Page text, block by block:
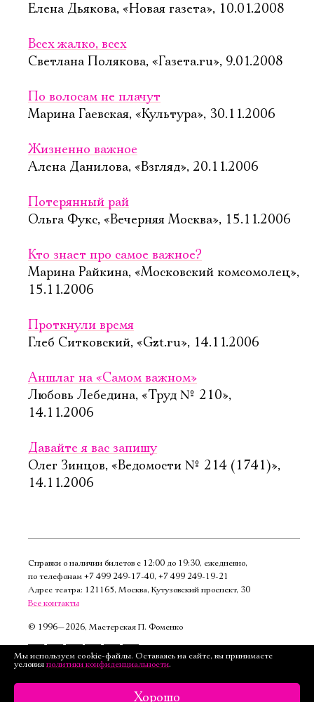
Елена Дьякова, «Новая газета», 10.01.2008
Всех жалко, всех
Светлана Полякова, «Газета.ru», 9.01.2008
По волосам не плачут
Марина Гаевская, «Культура», 30.11.2006
Жизненно важное
Алена Данилова, «Взгляд», 20.11.2006
Потерянный рай
Ольга Фукс, «Вечерняя Москва», 15.11.2006
Кто знает про самое важное?
Марина Райкина, «Московский комсомолец»,
15.11.2006
Проткнули время
Глеб Ситковский, «Gzt.ru», 14.11.2006
Аншлаг на «Самом важном»
Любовь Лебедина, «Труд № 210»,
14.11.2006
Давайте я вас запишу
Олег Зинцов, «Ведомости № 214 (1741)»,
14.11.2006
Справки о наличии билетов с 12:00 до 19:30, ежедневно,
по телефонам +7 499 249‑17‑40, +7 499 249‑19‑21
Адрес театра: 121165, Москва, Кутузовский проспект, 30
Все контакты
© 1996—2026, Мастерская П. Фоменко
Подписаться
Мы используем cookie-файлы. Оставаясь на сайте, вы принимаете
условия политики конфиденциальности.
Хорошо